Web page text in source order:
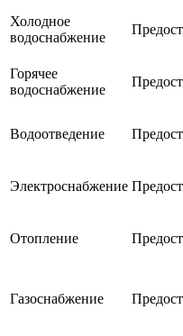
Холодное
водоснабжение
Горячее
водоснабжение
Водоотведение
Электроснабжение
Отопление
Газоснабжение